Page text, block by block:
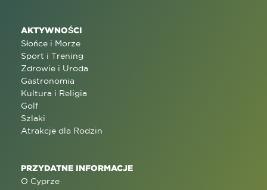
AKTYWNOŚCI
Słońce i Morze
Sport i Trening
Zdrowie i Uroda
Gastronomia
Kultura i Religia
Golf
Szlaki
Atrakcje dla Rodzin
PRZYDATNE INFORMACJE
O Cyprze